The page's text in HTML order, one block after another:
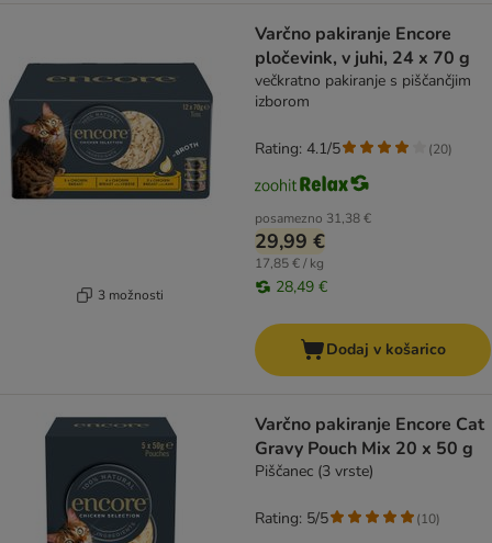
3 možnosti
Varčno pakiranje Encore
pločevink, v juhi, 24 x 70 g
večkratno pakiranje s piščančjim
izborom
posamezno 31,38 €
29,99 €
17,85 € / kg
28,49 €
Rating: 4.1/5 (20)
Dodaj v košarico
Varčno pakiranje Encore Cat
Gravy Pouch Mix 20 x 50 g
Piščanec (3 vrste)
Rating: 5/5 (10)